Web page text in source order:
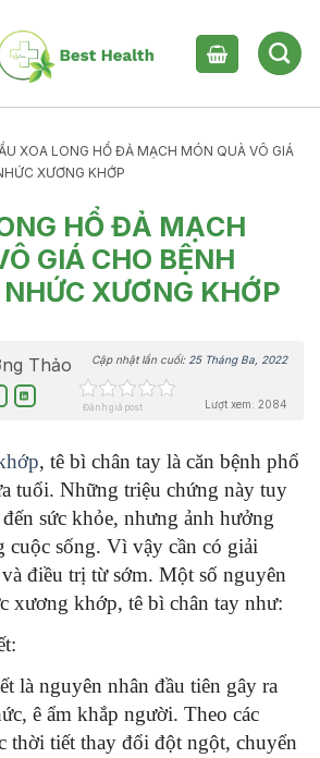
XOA LONG HỔ ĐẢ MẠCH MÓN QUÀ VÔ GIÁ
XƯƠNG KHỚP
HỔ ĐẢ MẠCH
GIÁ CHO BỆNH
XƯƠNG KHỚP
Thảo Cập nhật lần cuối: 25 Tháng Ba, 2022
Đánh giá post Lượt xem: 2084
, tê bì chân tay là căn bệnh phổ
tuổi. Những triệu chứng này tuy
sức khỏe, nhưng ảnh hưởng
cuộc sống. Vì vậy cần có giải
điều trị từ sớm. Một số nguyên
xương khớp, tê bì chân tay như:
là nguyên nhân đầu tiên gây ra
ê ẩm khắp người. Theo các
thời tiết thay đổi đột ngột, chuyển